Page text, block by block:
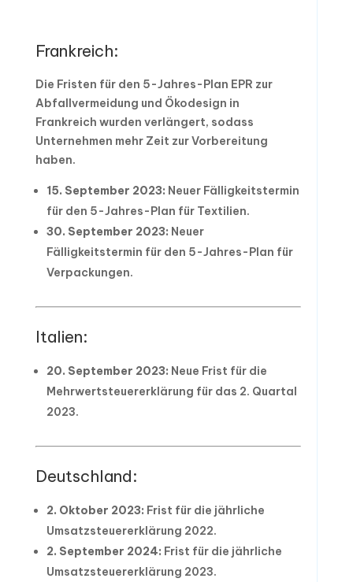
Frankreich:
Die Fristen für den 5-Jahres-Plan EPR zur
Abfallvermeidung und Ökodesign in
Frankreich wurden verlängert, sodass
Unternehmen mehr Zeit zur Vorbereitung
haben.
15. September 2023: Neuer Fälligkeitstermin
für den 5-Jahres-Plan für Textilien.
30. September 2023: Neuer
Fälligkeitstermin für den 5-Jahres-Plan für
Verpackungen.
Italien:
20. September 2023: Neue Frist für die
Mehrwertsteuererklärung für das 2. Quartal
2023.
Deutschland:
2. Oktober 2023: Frist für die jährliche
Umsatzsteuererklärung 2022.
2. September 2024: Frist für die jährliche
Umsatzsteuererklärung 2023.